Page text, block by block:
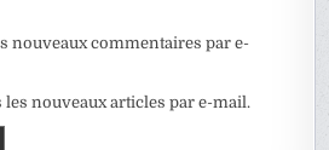
nouveaux commentaires par e-
nouveaux articles par e-mail.